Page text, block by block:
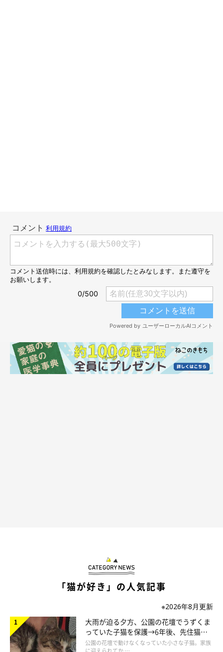
甘えん坊な猫の傾向 ～猫種による違いはある
の？～
前章で紹介した米国機関の調査によると、ラグドールがダントツ
で愛情深いという結果が出ました。ラグドールは名前の由来
に"ぬいぐるみ"という意味をもつ品種で、抱っこされて可愛がら
れるような従順な性質なので、甘えん坊になりやすいのかもしれ
ません。
「猫が好き」の人気記事
※2026年8月更新
大雨が迫る夕方、公園の花壇でうずくま
っていた子猫を保護→6年後、先住猫
と“姉妹”のような関係に
公園の花壇で動けなくなっていた小さな子猫。家族